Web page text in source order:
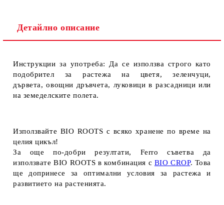
Детайлно описание
Инструкции за употреба:
Да се ​​използва строго като
подобрител за растежа на цветя, зеленчуци,
дървета, овощни дръвчета, луковици в разсадници или
на земеделските полета.
Използвайте BIO ROOTS с всяко хранене по време на
целия цикъл!
За още по-добри резултати, Ferro съветва да
използвате BIO ROOTS в комбинация с BIO CROP. Това
ще допринесе за оптимални условия за растежа и
развитието на растенията.